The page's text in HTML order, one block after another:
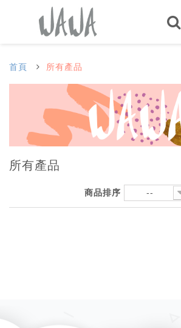
首頁 所有產品
所有產品
商品排序 --